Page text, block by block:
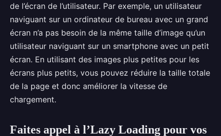
de l’écran de l’utilisateur. Par exemple, un utilisateur
naviguant sur un ordinateur de bureau avec un grand
écran n’a pas besoin de la même taille d’image qu’un
utilisateur naviguant sur un smartphone avec un petit
écran. En utilisant des images plus petites pour les
écrans plus petits, vous pouvez réduire la taille totale
de la page et donc améliorer la vitesse de
chargement.
Faites appel à l’Lazy Loading pour vos